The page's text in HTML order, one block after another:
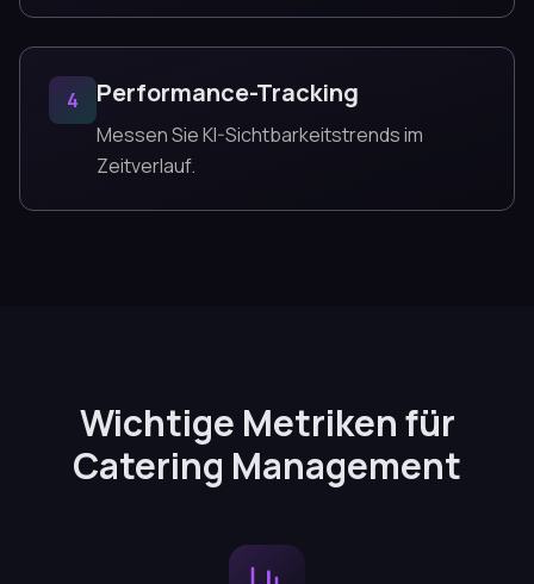
4 Performance-Tracking
Messen Sie KI-Sichtbarkeitstrends im
Zeitverlauf.
Wichtige Metriken für
Catering Management